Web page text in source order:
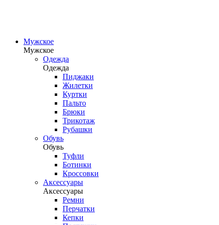
Мужское
Мужское
Одежда
Одежда
Пиджаки
Жилетки
Куртки
Пальто
Брюки
Трикотаж
Рубашки
Обувь
Обувь
Туфли
Ботинки
Кроссовки
Аксессуары
Аксессуары
Ремни
Перчатки
Кепки